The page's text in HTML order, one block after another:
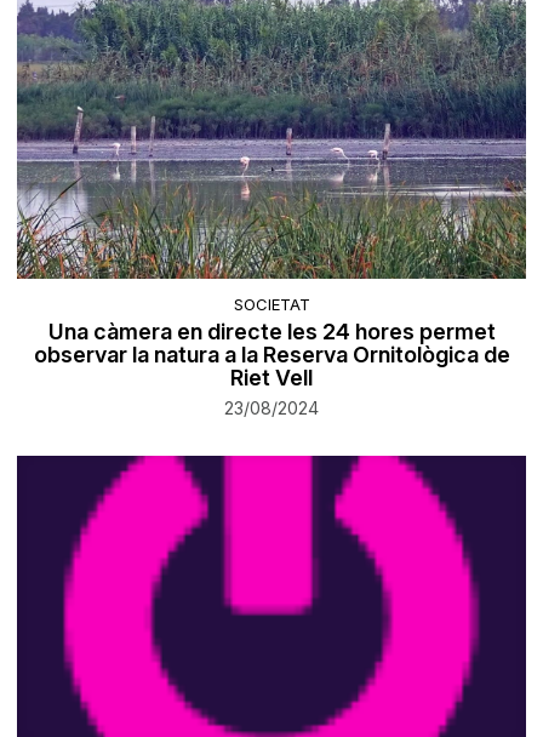
SOCIETAT
Una càmera en directe les 24 hores permet
observar la natura a la Reserva Ornitològica de
Riet Vell
23/08/2024